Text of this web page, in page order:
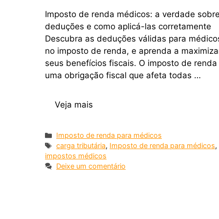
Imposto de renda médicos: a verdade sobre
deduções e como aplicá-las corretamente
Descubra as deduções válidas para
no imposto de renda, e aprenda a
seus benefícios fiscais. O imposto de renda
uma obrigação fiscal que afeta todas …
Veja mais
Imposto de renda para médicos
carga tributária, Imposto de renda para médicos,
impostos médicos
Deixe um comentário